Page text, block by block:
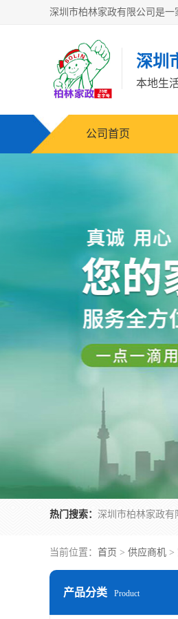
深圳
本地生
公司首页
热门搜索：
当前位置： 首页 > 供应商机 >
产品分类 Product